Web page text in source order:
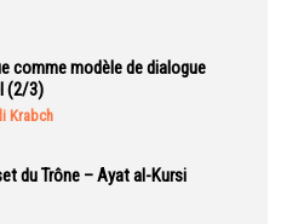
comme modèle de dialogue
(2/3)
Krabch
du Trône – Ayat al-Kursi